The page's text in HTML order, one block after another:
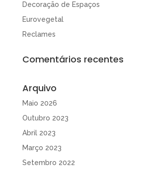
Decoração de Espaços
Eurovegetal
Reclames
Comentários recentes
Arquivo
Maio 2026
Outubro 2023
Abril 2023
Março 2023
Setembro 2022